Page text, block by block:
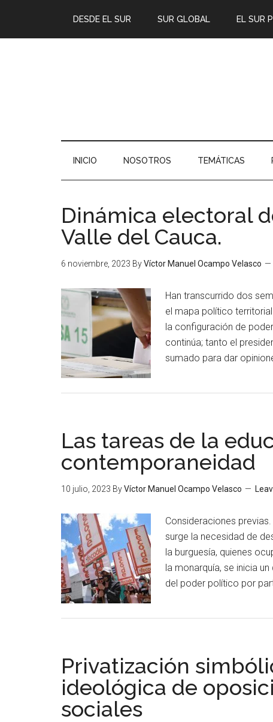
DESDE EL SUR SUR GLOBAL EL SUR
INICIO NOSOTROS TEMÁTICAS
Dinámica electoral
Valle del Cauca.
6 noviembre, 2023 ByVíctor Manuel Ocampo Velasco
Han transcurrido dos
el mapa político
la configuración de
continúa; tanto el
sumado para dar
Las tareas de la
contemporaneidad
10 julio, 2023 ByVíctor Manuel Ocampo Velasco
Consideraciones
surge la necesidad de
la burguesía, quienes
la monarquía, se inicia
del poder político por
Privatización
ideológica de
sociales